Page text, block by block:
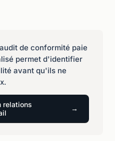
de conformité paie
permet d'identifier
avant qu'ils ne
relations